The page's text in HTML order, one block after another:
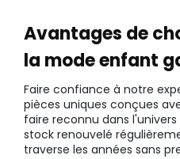
Avantages de
la mode enfant
Faire confiance à notre
pièces uniques conçues
faire reconnu dans
stock renouvelé
traverse les années sans